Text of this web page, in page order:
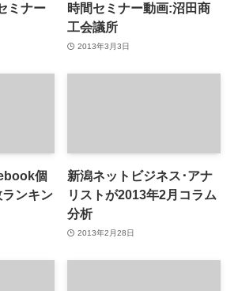
ミナー
時間セミナー動画:沼田商
工会議所
2013年3月3日
個
ンキン
新潟ネットビジネス･アナ
リストが2013年2月コラム
分析
2013年2月28日